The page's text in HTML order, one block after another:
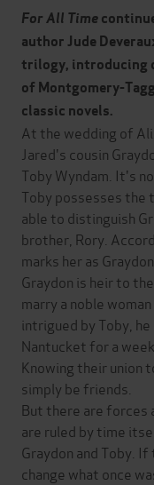
For All Time
author Jude
trilogy, introducing
of Montgomery-
classic novels.
At the wedding of
Jared's cousin
Toby Wyndam. It's
Toby possesses the
able to distinguish
brother, Rory.
marks her as
Graydon is heir to
marry a noble
intrigued by Toby,
Nantucket for a
Knowing their union
simply be friends.
But there are forces
are ruled by time
Graydon and Toby.
change what once